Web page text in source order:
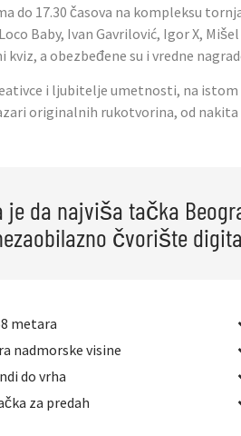
do 17.30 časova na kompleksu
Baby, Ivan Gavrilović, Igor X,
a obezbeđene su i vredne
i ljubitelje umetnosti, na
originalnih rukotvorina, od
je da najviša tačka
čvorište
metara
nadmorske visine
do vrha
za predah